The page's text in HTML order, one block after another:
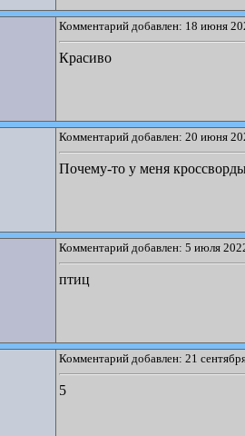
Комментарий добавлен: 18 июня
Красиво
Комментарий добавлен: 20 июня
Почему-то у меня
Комментарий добавлен: 5 июля
птиц
Комментарий добавлен: 21
5